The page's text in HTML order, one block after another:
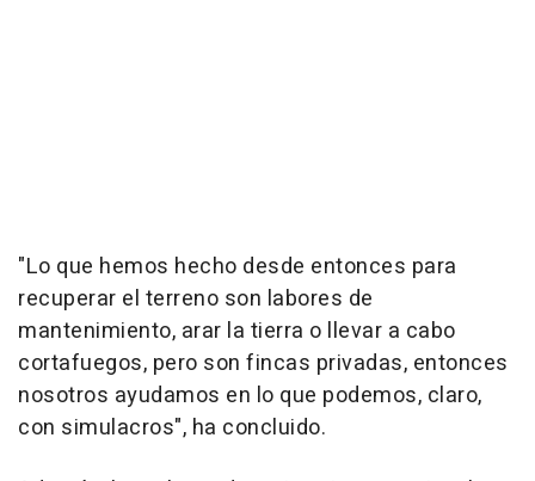
"Lo que hemos hecho desde entonces para
recuperar el terreno son labores de
mantenimiento, arar la tierra o llevar a cabo
cortafuegos, pero son fincas privadas, entonces
nosotros ayudamos en lo que podemos, claro,
con simulacros", ha concluido.